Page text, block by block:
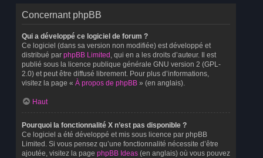
Concernant phpBB
Qui a développé ce logiciel de forum ?
Ce logiciel (dans sa version non modifiée) est développé et
distribué par phpBB Limited , qui en a les droits d’auteur. Il est
publié sous la licence publique générale GNU version 2 (GPL-
2.0) et peut être diffusé librement. Pour plus d’informations,
visitez la page « À propos de phpBB » (en anglais).
Haut
Pourquoi la fonctionnalité X n’est pas disponible ?
Ce logiciel a été développé et mis sous licence par phpBB
Limited. Si vous pensez qu’une fonctionnalité nécessite d’être
ajoutée, visitez la page phpBB Ideas (en anglais) où vous pouvez